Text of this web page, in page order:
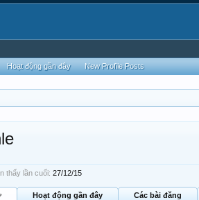
thấy lần cuối: 27/12/15
Hoạt động gần đây Các bài đăng
Hoạt động gần đây New Profile Posts